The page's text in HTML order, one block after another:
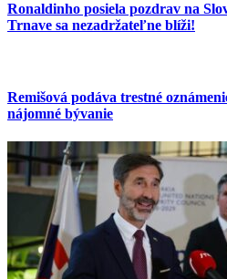
Ronaldinho posiela pozdrav na
Trnave sa nezadržateľne blíži!
Remišová podáva trestné
nájomné bývanie